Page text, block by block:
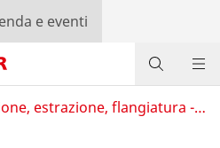
e eventi
Espansione, estrazione, flangiatura - Accessori